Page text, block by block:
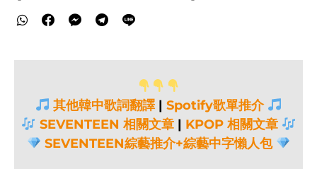
其他韓中歌詞翻譯| Spotify歌單推介
SEVENTEEN 相關文章| KPOP 相關文章
SEVENTEEN綜藝推介+綜藝中字懶人包